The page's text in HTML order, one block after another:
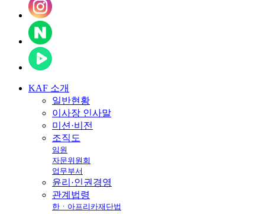
KAF 소개
일반현황
이사장 인사말
미션·비전
조직도
임원
자문위원회
업무부서
윤리·인권경영
관계법령
한ㆍ아프리카재단법